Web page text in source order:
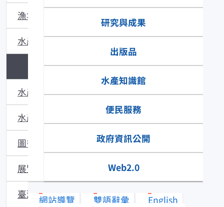
研究與成果
出版品
水產知識館
便民服務
政府資訊公開
Web2.0
網站導覽 雙語辭彙
English
漁場動態
水產品食安專區
水產技術
水產多媒體
水產食譜
圖書館藏
展覽與活動
臺灣沿近海漁業資源動態